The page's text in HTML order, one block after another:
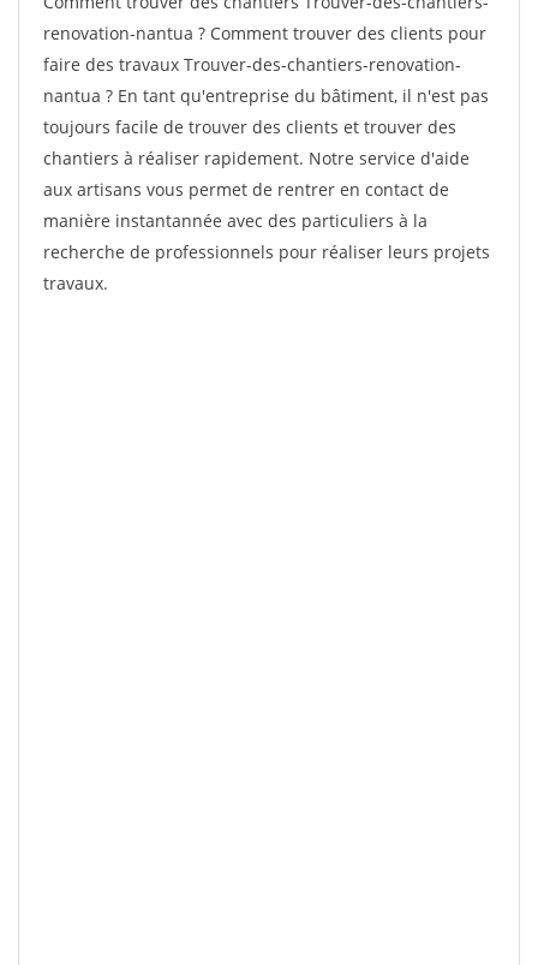
renovation-nantua ? Comment trouver des clients pour
faire des travaux Trouver-des-chantiers-renovation-
nantua ? En tant qu'entreprise du bâtiment, il n'est pas
toujours facile de trouver des clients et trouver des
chantiers à réaliser rapidement. Notre service d'aide
aux artisans vous permet de rentrer en contact de
manière instantannée avec des particuliers à la
recherche de professionnels pour réaliser leurs projets
travaux.